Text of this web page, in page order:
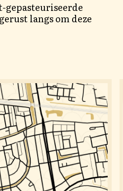
gepasteuriseerde
langs om deze